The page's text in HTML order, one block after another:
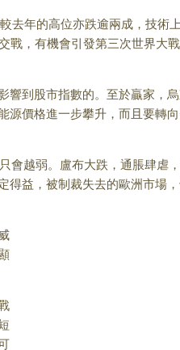
年的高位亦跌逾兩成，技術
戰，有機會引發第三次世界大
到股市指數的。至於贏家，
價格進一步攀升，而且要轉向
越弱。盧布大跌，通脹肆虐
得益，被制裁失去的歐洲市場